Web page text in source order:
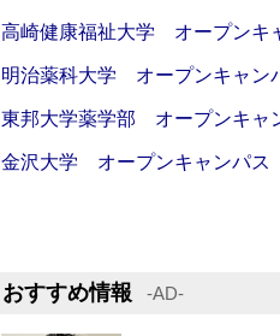
高崎健康福祉大学 オープン
明治薬科大学 オープンキャ
東邦大学薬学部 オープンキ
金沢大学 オープンキャンパ
おすすめ情報 ‐AD‐